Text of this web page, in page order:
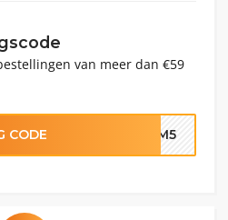
van meer dan €59
CODE KOM5